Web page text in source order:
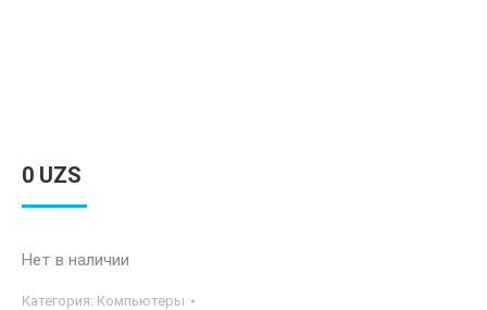
0 UZS
Нет в наличии
Категория: Компьютеры